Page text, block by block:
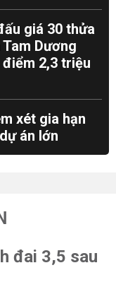
giá 30 thửa
Dương
2,3 triệu
xét gia hạn
án lớn
đai 3,5 sau